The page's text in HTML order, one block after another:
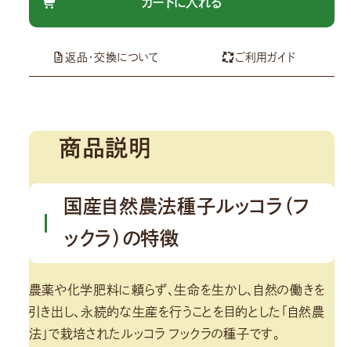
返品・交換について ご利用ガイド
商品説明
国産自然農法種子ルッコラ（フ
ックラ）の特徴
農薬や化学肥料に頼らず、生命を生かし、自然の働きを
引き出し、永続的な生産を行うことを目的とした「自然農
法」で栽培されたルッコラ フックラの種子です。